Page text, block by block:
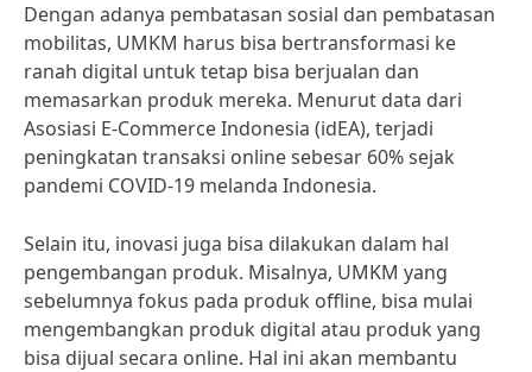
Dengan adanya pembatasan sosial dan pembatasan
mobilitas, UMKM harus bisa bertransformasi ke
ranah digital untuk tetap bisa berjualan dan
memasarkan produk mereka. Menurut data dari
Asosiasi E-Commerce Indonesia (idEA), terjadi
peningkatan transaksi online sebesar 60% sejak
pandemi COVID-19 melanda Indonesia.
Selain itu, inovasi juga bisa dilakukan dalam hal
pengembangan produk. Misalnya, UMKM yang
sebelumnya fokus pada produk offline, bisa mulai
mengembangkan produk digital atau produk yang
bisa dijual secara online. Hal ini akan membantu